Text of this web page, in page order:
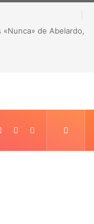
SALUD DE
malversación de